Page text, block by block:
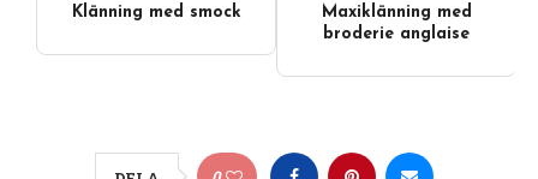
Klänning med smock
Maxiklänning med
broderie anglaise